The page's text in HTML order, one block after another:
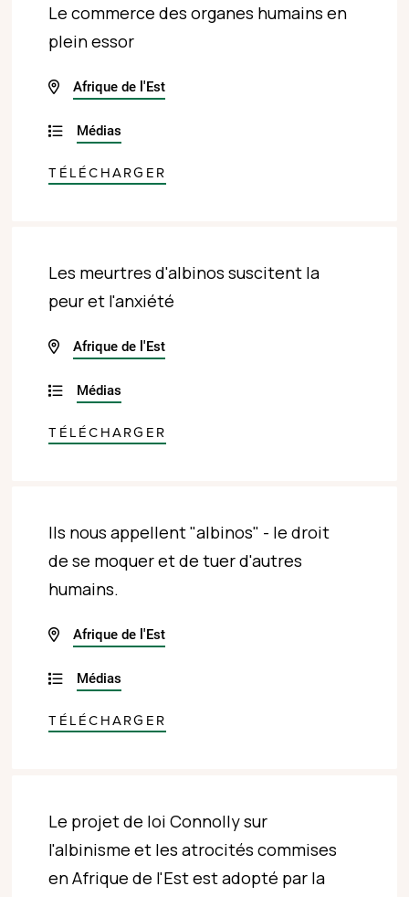
Le commerce des organes humains en
plein essor
Afrique de l'Est
Médias
TÉLÉCHARGER
Les meurtres d'albinos suscitent la
peur et l'anxiété
Afrique de l'Est
Médias
TÉLÉCHARGER
Ils nous appellent "albinos" - le droit
de se moquer et de tuer d'autres
humains.
Afrique de l'Est
Médias
TÉLÉCHARGER
Le projet de loi Connolly sur
l'albinisme et les atrocités commises
en Afrique de l'Est est adopté par la